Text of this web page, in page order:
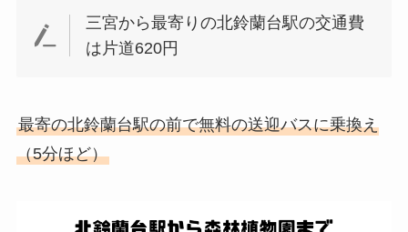
三宮から最寄りの北鈴蘭台駅の交通費
は片道620円
最寄の北鈴蘭台駅の前で無料の送迎バスに乗換え
（5分ほど）